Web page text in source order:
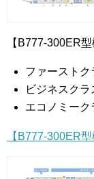
【B777-300ER
ファーストク
ビジネスクラ
エコノミーク
【B777-300ER